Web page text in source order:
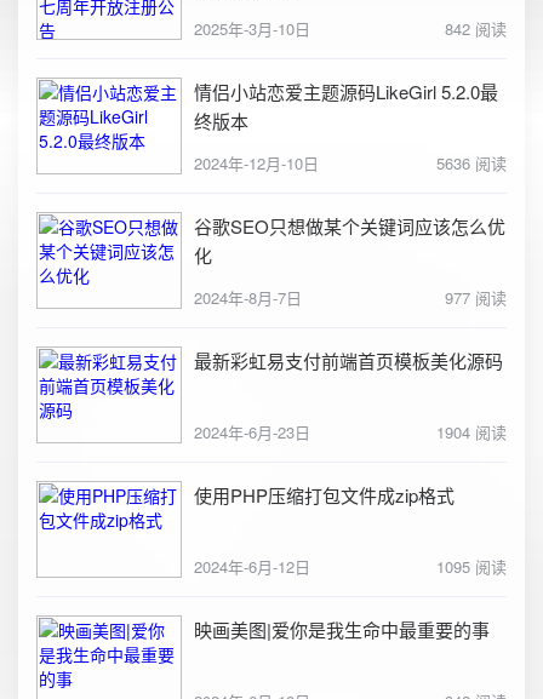
2025年-3月-10日 842 阅读
情侣小站恋爱主题源码LikeGirl 5.2.0最
终版本
2024年-12月-10日 5636 阅读
谷歌SEO只想做某个关键词应该怎么优
化
2024年-8月-7日 977 阅读
最新彩虹易支付前端首页模板美化源码
2024年-6月-23日 1904 阅读
使用PHP压缩打包文件成zip格式
2024年-6月-12日 1095 阅读
映画美图|爱你是我生命中最重要的事